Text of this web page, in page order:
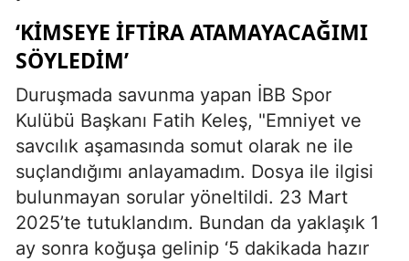
‘KİMSEYE İFTİRA ATAMAYACAĞIMI
SÖYLEDİM’
Duruşmada savunma yapan İBB Spor
Kulübü Başkanı Fatih Keleş, "Emniyet ve
savcılık aşamasında somut olarak ne ile
suçlandığımı anlayamadım. Dosya ile ilgisi
bulunmayan sorular yöneltildi. 23 Mart
2025’te tutuklandım. Bundan da yaklaşık 1
ay sonra koğuşa gelinip ‘5 dakikada hazır